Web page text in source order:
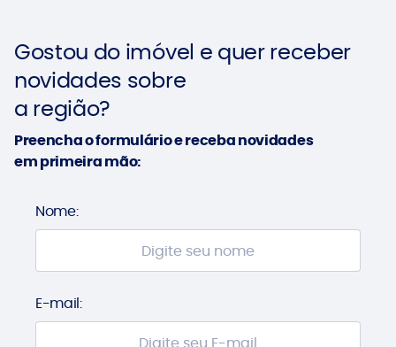
Gostou do imóvel e quer receber
novidades sobre
a região?
Preencha o formulário e receba novidades
em primeira mão:
Nome:
E-mail: